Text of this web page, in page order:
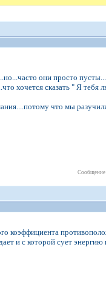
они просто пусты...
хочется сказать " Я
что мы
Сообщение
коэффициента
и с которой сует энергию